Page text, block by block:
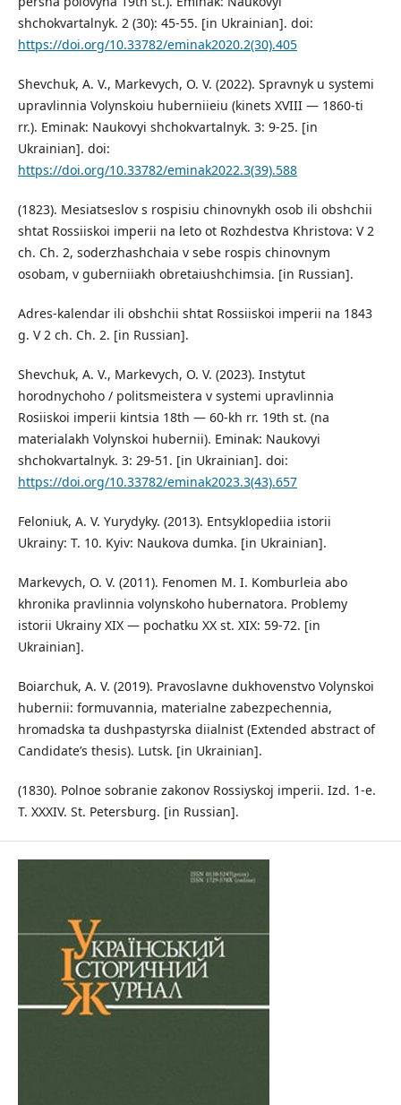
shchokvartalnyk. 2 (30): 45-55. [in Ukrainian]. doi:
https://doi.org/10.33782/eminak2020.2(30).405
Shevchuk, A. V., Markevych, O. V. (2022). Spravnyk u systemi
upravlinnia Volynskoiu huberniieiu (kinets XVIII — 1860-ti
rr.). Eminak: Naukovyi shchokvartalnyk. 3: 9-25. [in
Ukrainian]. doi:
https://doi.org/10.33782/eminak2022.3(39).588
(1823). Mesiatseslov s rospisiu chinovnykh osob ili obshchii
shtat Rossiiskoi imperii na leto ot Rozhdestva Khristova: V 2
ch. Ch. 2, soderzhashchaia v sebe rospis chinovnym
osobam, v guberniiakh obretaiushchimsia. [in Russian].
Adres-kalendar ili obshchii shtat Rossiiskoi imperii na 1843
g. V 2 ch. Ch. 2. [in Russian].
Shevchuk, A. V., Markevych, O. V. (2023). Instytut
horodnychoho / politsmeistera v systemi upravlinnia
Rosiiskoi imperii kintsia 18th — 60-kh rr. 19th st. (na
materialakh Volynskoi hubernii). Eminak: Naukovyi
shchokvartalnyk. 3: 29-51. [in Ukrainian]. doi:
https://doi.org/10.33782/eminak2023.3(43).657
Feloniuk, A. V. Yurydyky. (2013). Entsyklopediia istorii
Ukrainy: T. 10. Kyiv: Naukova dumka. [in Ukrainian].
Markevych, O. V. (2011). Fenomen M. I. Komburleia abo
khronika pravlinnia volynskoho hubernatora. Problemy
istorii Ukrainy XIX — pochatku XX st. XIX: 59-72. [in
Ukrainian].
Boiarchuk, A. V. (2019). Pravoslavne dukhovenstvo Volynskoi
hubernii: formuvannia, materialne zabezpechennia,
hromadska ta dushpastyrska diialnist (Extended abstract of
Candidate’s thesis). Lutsk. [in Ukrainian].
(1830). Polnoe sobranie zakonov Rossiyskoj imperii. Izd. 1-e.
T. XXXIV. St. Petersburg. [in Russian].